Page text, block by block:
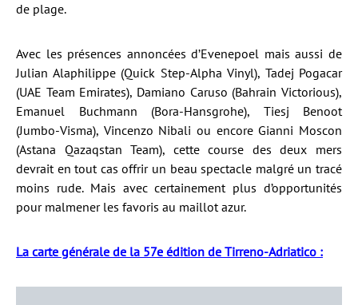
de plage.
Avec les présences annoncées d’Evenepoel mais aussi de
Julian Alaphilippe (Quick Step-Alpha Vinyl), Tadej Pogacar
(UAE Team Emirates), Damiano Caruso (Bahrain Victorious),
Emanuel Buchmann (Bora-Hansgrohe), Tiesj Benoot
(Jumbo-Visma), Vincenzo Nibali ou encore Gianni Moscon
(Astana Qazaqstan Team), cette course des deux mers
devrait en tout cas offrir un beau spectacle malgré un tracé
moins rude. Mais avec certainement plus d’opportunités
pour malmener les favoris au maillot azur.
La carte générale de la 57e édition de Tirreno-Adriatico :